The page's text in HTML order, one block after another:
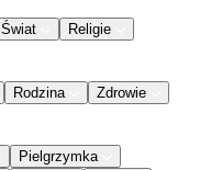
Świat
Religie
Rodzina
Zdrowie
Pielgrzymka